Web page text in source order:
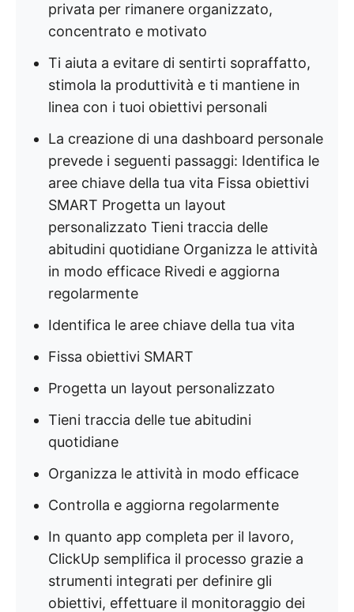
privata per rimanere organizzato,
concentrato e motivato
Ti aiuta a evitare di sentirti sopraffatto,
stimola la produttività e ti mantiene in
linea con i tuoi obiettivi personali
La creazione di una dashboard personale
prevede i seguenti passaggi: Identifica le
aree chiave della tua vita Fissa obiettivi
SMART Progetta un layout
personalizzato Tieni traccia delle
abitudini quotidiane Organizza le attività
in modo efficace Rivedi e aggiorna
regolarmente
Identifica le aree chiave della tua vita
Fissa obiettivi SMART
Progetta un layout personalizzato
Tieni traccia delle tue abitudini
quotidiane
Organizza le attività in modo efficace
Controlla e aggiorna regolarmente
In quanto app completa per il lavoro,
ClickUp semplifica il processo grazie a
strumenti integrati per definire gli
obiettivi, effettuare il monitoraggio dei